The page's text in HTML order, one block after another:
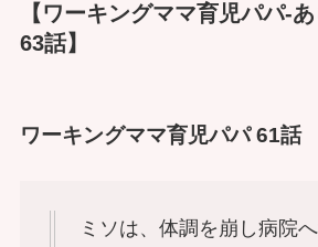
【ワーキングママ育児パパ-
63話】
ワーキングママ育児パパ 61話
ミソは、体調を崩し病院